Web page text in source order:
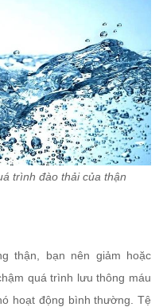
trình đào thải của thận
thận, bạn nên giảm hoặc
quá trình lưu thông máu
hoạt động bình thường. Tệ